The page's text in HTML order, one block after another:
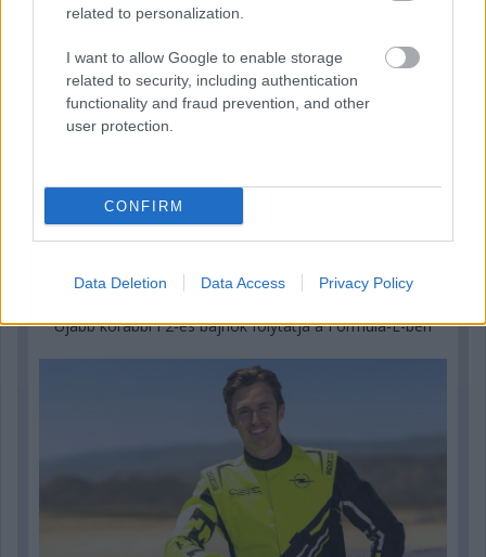
related to personalization.
I want to allow Google to enable storage
related to security, including authentication
functionality and fraud prevention, and other
user protection.
CONFIRM
Data Deletion Data Access Privacy Policy
2 napja
Újabb korábbi F2-es bajnok folytatja a Formula-E-ben